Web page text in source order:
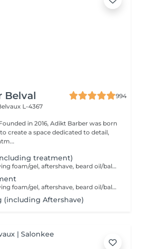
Belval
994
L-4367
create a space dedicated to detail,
treatment)
Hot/cold towels, shaving foam/gel, aftershave, beard oil/balm and wax or gel
Hot/cold towels, shaving foam/gel, aftershave, beard oil/balm and wax or gel
(including Aftershave)